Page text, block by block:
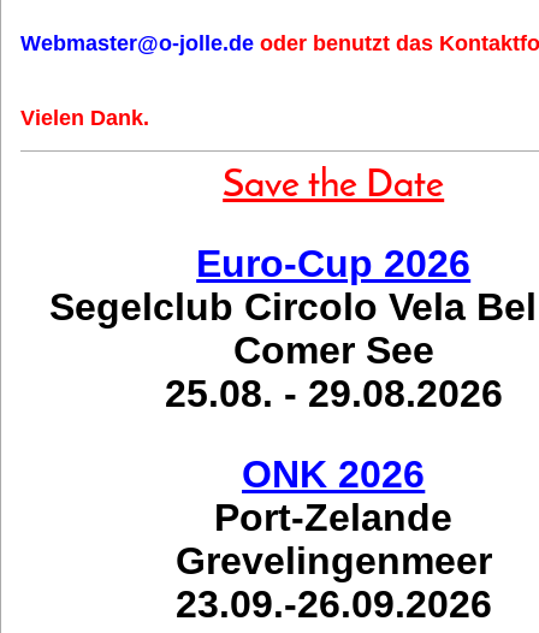
Webmaster@o-jolle.de oder benutzt das
Vielen Dank.
Save the Date
Euro-Cup 2026
Segelclub Circolo Vela
Comer See
25.08. - 29.08.2026
ONK 2026
Port-Zelande
Grevelingenmeer
23.09.-26.09.2026